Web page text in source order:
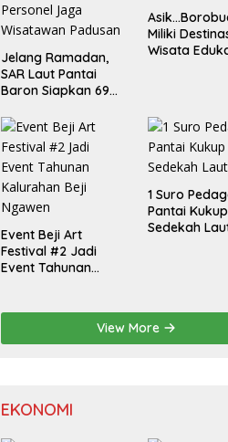
Jelang Ramadan,
SAR Laut Pantai
Baron Siapkan 69
Wisatawan Padusan
Miliki
Wisata
Event Beji Art
Festival #2 Jadi
Event Tahunan
1 Suro
Pantai
Sedekah
View More
EKONOMI